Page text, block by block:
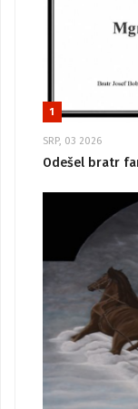
1
SRP, 03 2026
Odešel bratr